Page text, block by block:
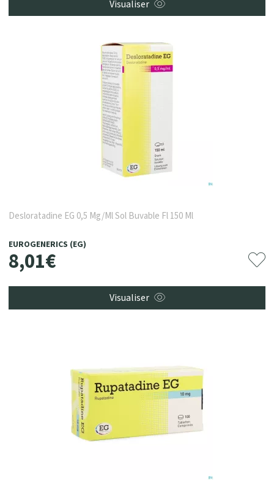
Visualiser
Desloratadine EG 0,5 Mg/Ml Sol Buvable Fl 150 Ml
EUROGENERICS (EG)
8,01€
Visualiser